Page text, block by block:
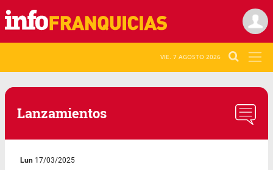
VIE. 7 AGOSTO 2026
Lanzamientos
Lun 17/03/2025